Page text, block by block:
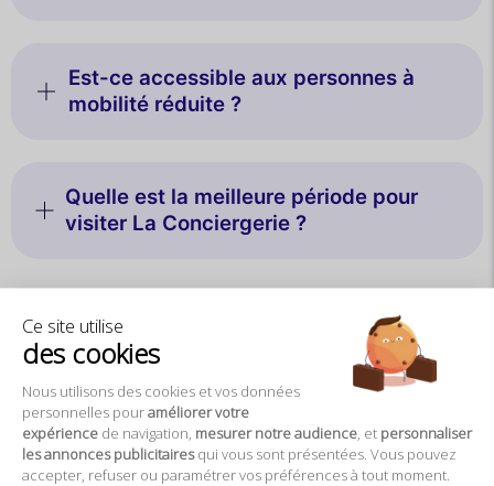
Ce site utilise
des cookies
Nous utilisons des cookies et vos données
personnelles pouraméliorer votre
expérience de navigation, mesurer notre audience , et personnaliser
les annonces publicitairesqui vous sont présentées. Vous pouvez
accepter, refuser ou paramétrer vos préférences à tout moment.
Est-ce accessible aux personnes à
mobilité réduite ?
Quelle est la meilleure période pour
visiter La Conciergerie ?
Plan